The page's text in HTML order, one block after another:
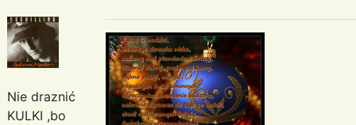
Nie draznić
KULKI ,bo